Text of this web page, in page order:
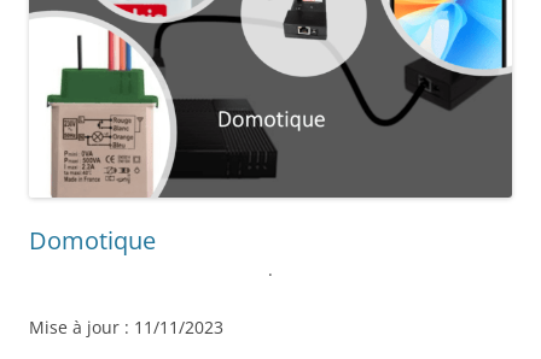
Domotique
.
Mise à jour : 11/11/2023